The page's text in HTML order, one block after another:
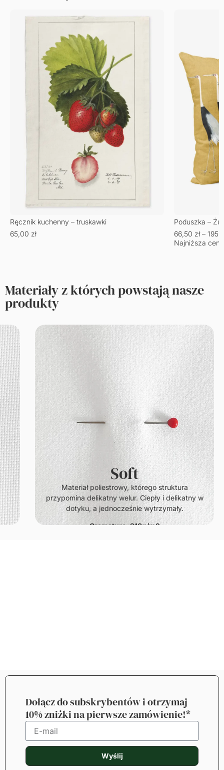
Ręcznik kuchenny – truskawki
65,00 zł
Poduszka –
66,50 zł –
Najniższa
Materiały z których powstają nasze
produkty
Soft
Materiał poliestrowy, którego struktura
przypomina delikatny welur. Ciepły i delikatny w
dotyku, a jednocześnie wytrzymały.
Gramatura: 210g/m2
Dołącz do subskrybentów i otrzymaj
10% zniżki na pierwsze zamówienie!*
Wyślij